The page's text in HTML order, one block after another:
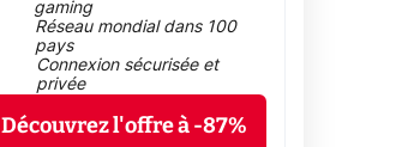
gaming
Réseau mondial dans 100
pays
Connexion sécurisée et
privée
Découvrez l'offre à -87%